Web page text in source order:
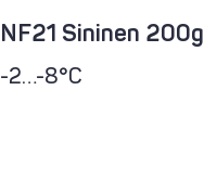
NF21 Sininen 200g
-2…-8°C